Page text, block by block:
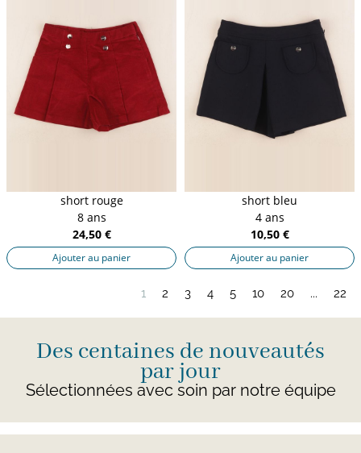
short rouge
8 ans
24,50 €
Ajouter au panier
short bleu
4 ans
10,50 €
Ajouter au panier
1 2 3 4 5 10 20 ... 22
Des centaines de nouveautés
par jour
Sélectionnées avec soin par notre équipe